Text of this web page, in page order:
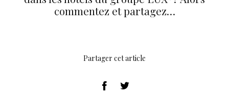
commentez et partagez…
Partager cet article